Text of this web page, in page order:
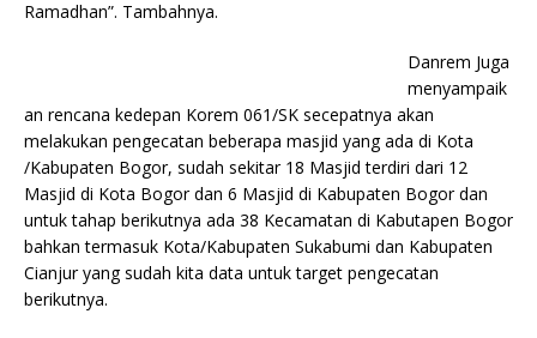
Ramadhan”. Tambahnya.
Danrem Juga
menyampaik
an rencana kedepan Korem 061/SK secepatnya akan
melakukan pengecatan beberapa masjid yang ada di Kota
/Kabupaten Bogor, sudah sekitar 18 Masjid terdiri dari 12
Masjid di Kota Bogor dan 6 Masjid di Kabupaten Bogor dan
untuk tahap berikutnya ada 38 Kecamatan di Kabutapen Bogor
bahkan termasuk Kota/Kabupaten Sukabumi dan Kabupaten
Cianjur yang sudah kita data untuk target pengecatan
berikutnya.